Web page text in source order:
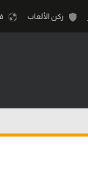
ركن الألعاب